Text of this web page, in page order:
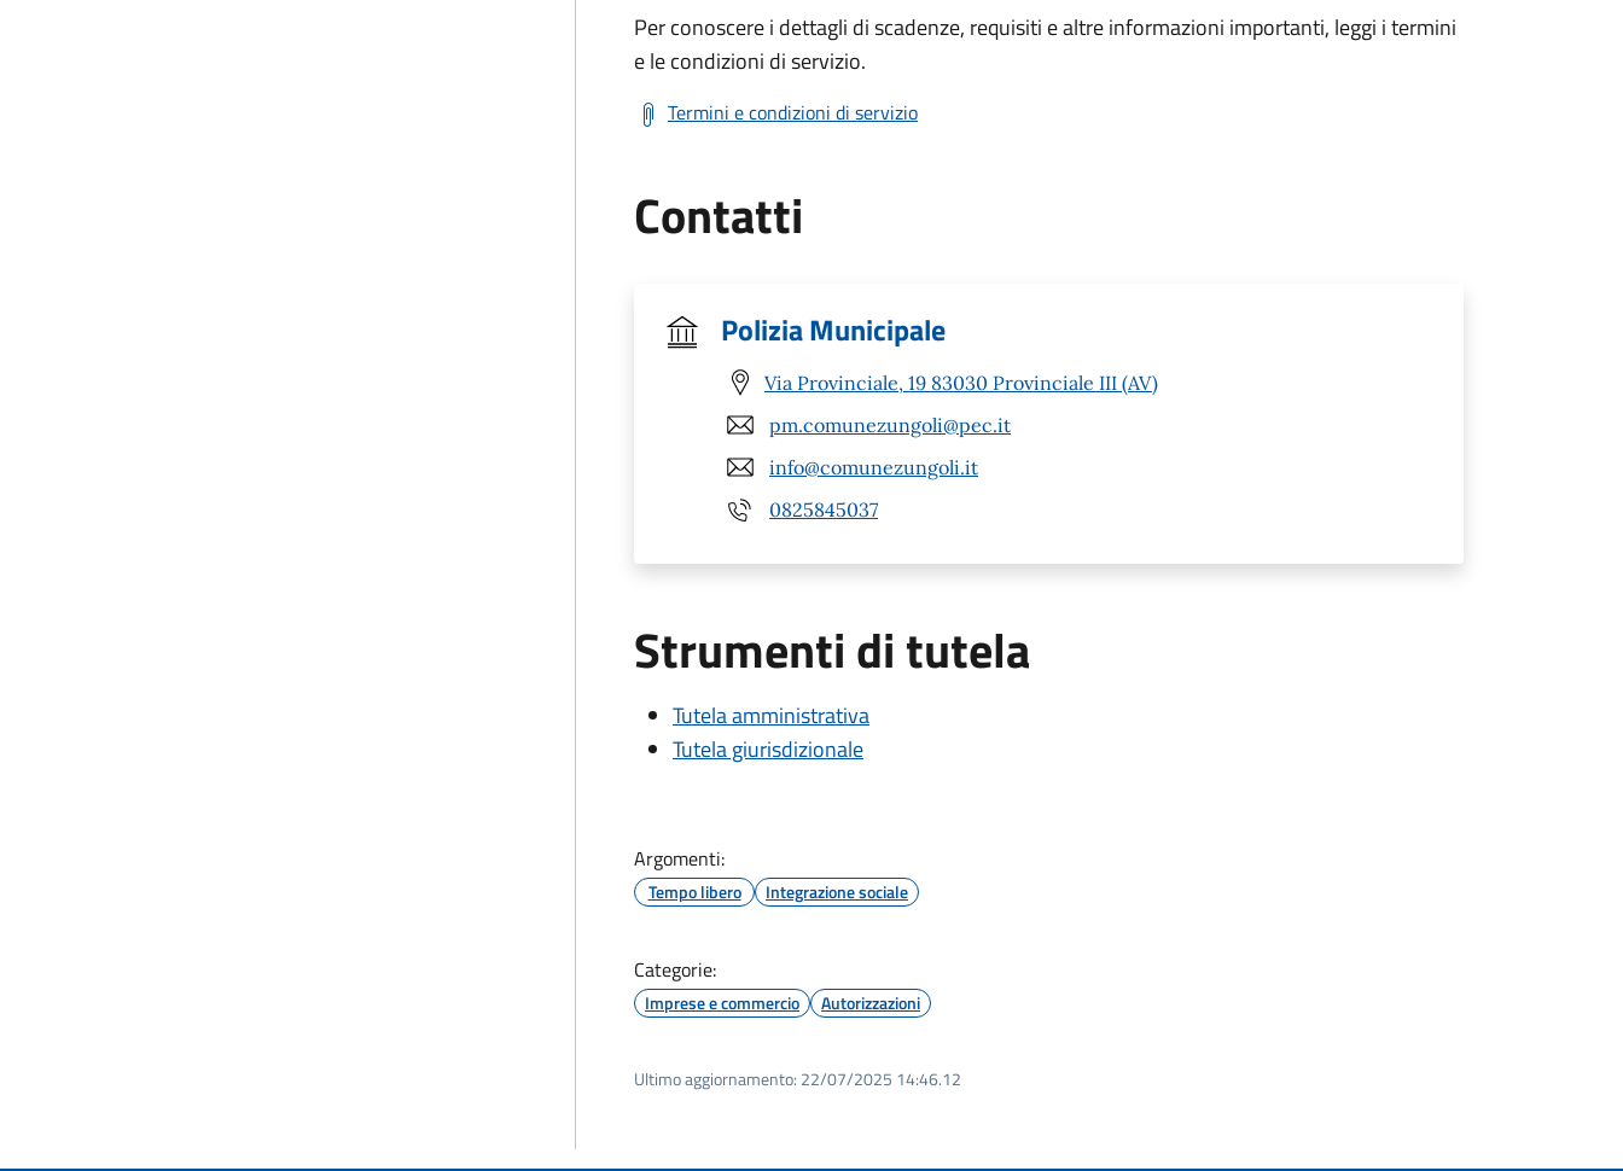
Per conoscere i dettagli di scadenze, requisiti e altre informazioni importanti, leggi i termini
e le condizioni di servizio.
Termini e condizioni di servizio
Contatti
Polizia Municipale
Via Provinciale, 19 83030 Provinciale III (AV)
pm.comunezungoli@pec.it
info@comunezungoli.it
0825845037
Strumenti di tutela
Tutela amministrativa
Tutela giurisdizionale
Argomenti:
Tempo libero Integrazione sociale
Categorie:
Imprese e commercio Autorizzazioni
Ultimo aggiornamento: 22/07/2025 14:46.12